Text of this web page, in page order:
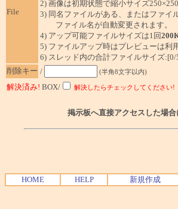
File
2) 画像は初期状態で縮小サイズ
3) 同名ファイルがある、またはファイ
ファイル名が自動変更されます。
4) アップ可能ファイルサイズは1回
5) ファイルアップ時はプレビューは利
6) スレッド内の合計ファイルサイズ
削除キー / (半角8文字以内)
解決済み! BOX/ 解決したらチェックしてください!
掲示板へ直接アクセスした場合
HOME HELP 新規作成